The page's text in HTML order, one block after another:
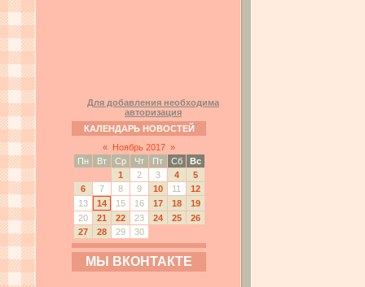
Для добавления необходима
авторизация
КАЛЕНДАРЬ НОВОСТЕЙ
«
Ноябрь 2017 »
Пн
Вт Ср Чт Пт Сб
Вс
1
2 3 4
5
6
7 8 9 10 11
12
13
14 15 16 17 18
19
20
21 22 23 24 25
26
27
28 29 30
МЫ ВКОНТАКТЕ